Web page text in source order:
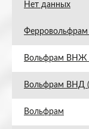
Нет данных
Ферровольфрам
Вольфрам ВНЖ
Вольфрам ВНД
Вольфрам